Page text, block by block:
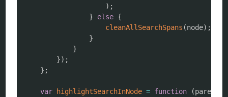
) ;
}
else {
cleanAllSearchSpans (node) ;
}
}
}) ;
} ;
var highlightSearchInNode = function (